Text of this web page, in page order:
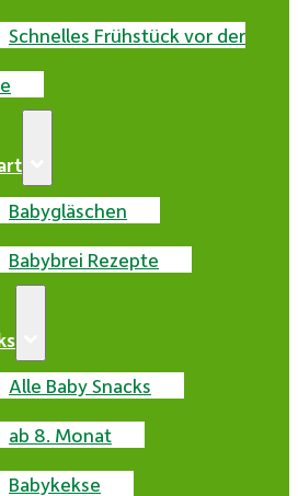
Schnelles Frühstück vor der
Babygläschen
Babybrei Rezepte
Alle Baby Snacks
ab 8. Monat
Babykekse